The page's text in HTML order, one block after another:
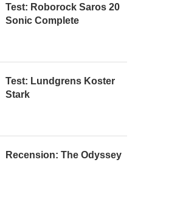
Test: Roborock Saros 20
Sonic Complete
Test: Lundgrens Koster
Stark
Recension: The Odyssey